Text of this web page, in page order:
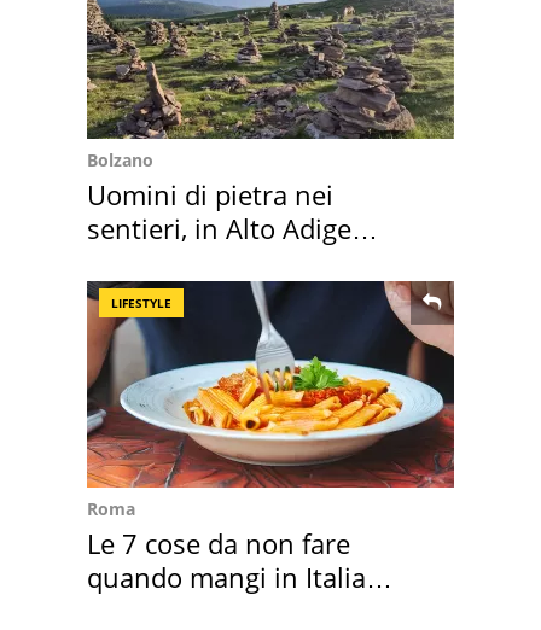
Bolzano
Uomini di pietra nei
sentieri, in Alto Adige
LIFESTYLE
Roma
Le 7 cose da non fare
quando mangi in Italia